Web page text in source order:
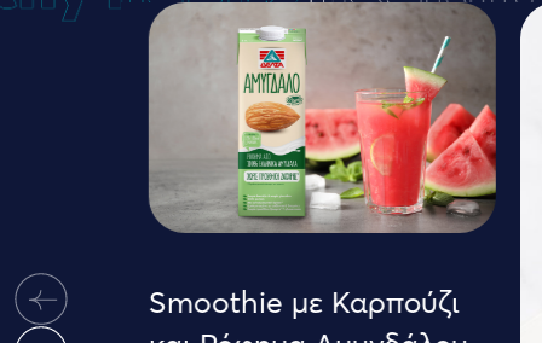
Smoothie με Καρπούζι